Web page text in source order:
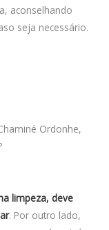
aconselhando
seja necessário.
Ordonhe,
limpeza, deve
. Por outro lado,